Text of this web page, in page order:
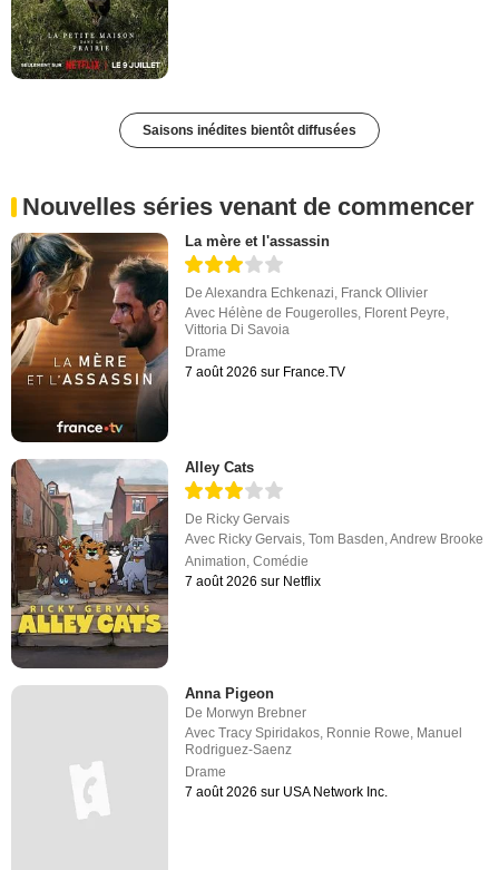
Saisons inédites bientôt diffusées
Nouvelles séries venant de commencer
La mère et l'assassin
DeAlexandra Echkenazi Franck Ollivier
Avec Hélène de Fougerolles Florent Peyre
Vittoria Di Savoia
Drame
7 août 2026 sur France.TV
Alley Cats
De Ricky Gervais
Avec Ricky Gervais,Tom Basden,Andrew Brooke
Animation,Comédie
7 août 2026 sur Netflix
Anna Pigeon
De Morwyn Brebner
AvecTracy Spiridakos, Ronnie Rowe, Manuel
Rodriguez-Saenz
Drame
7 août 2026 sur USA Network Inc.